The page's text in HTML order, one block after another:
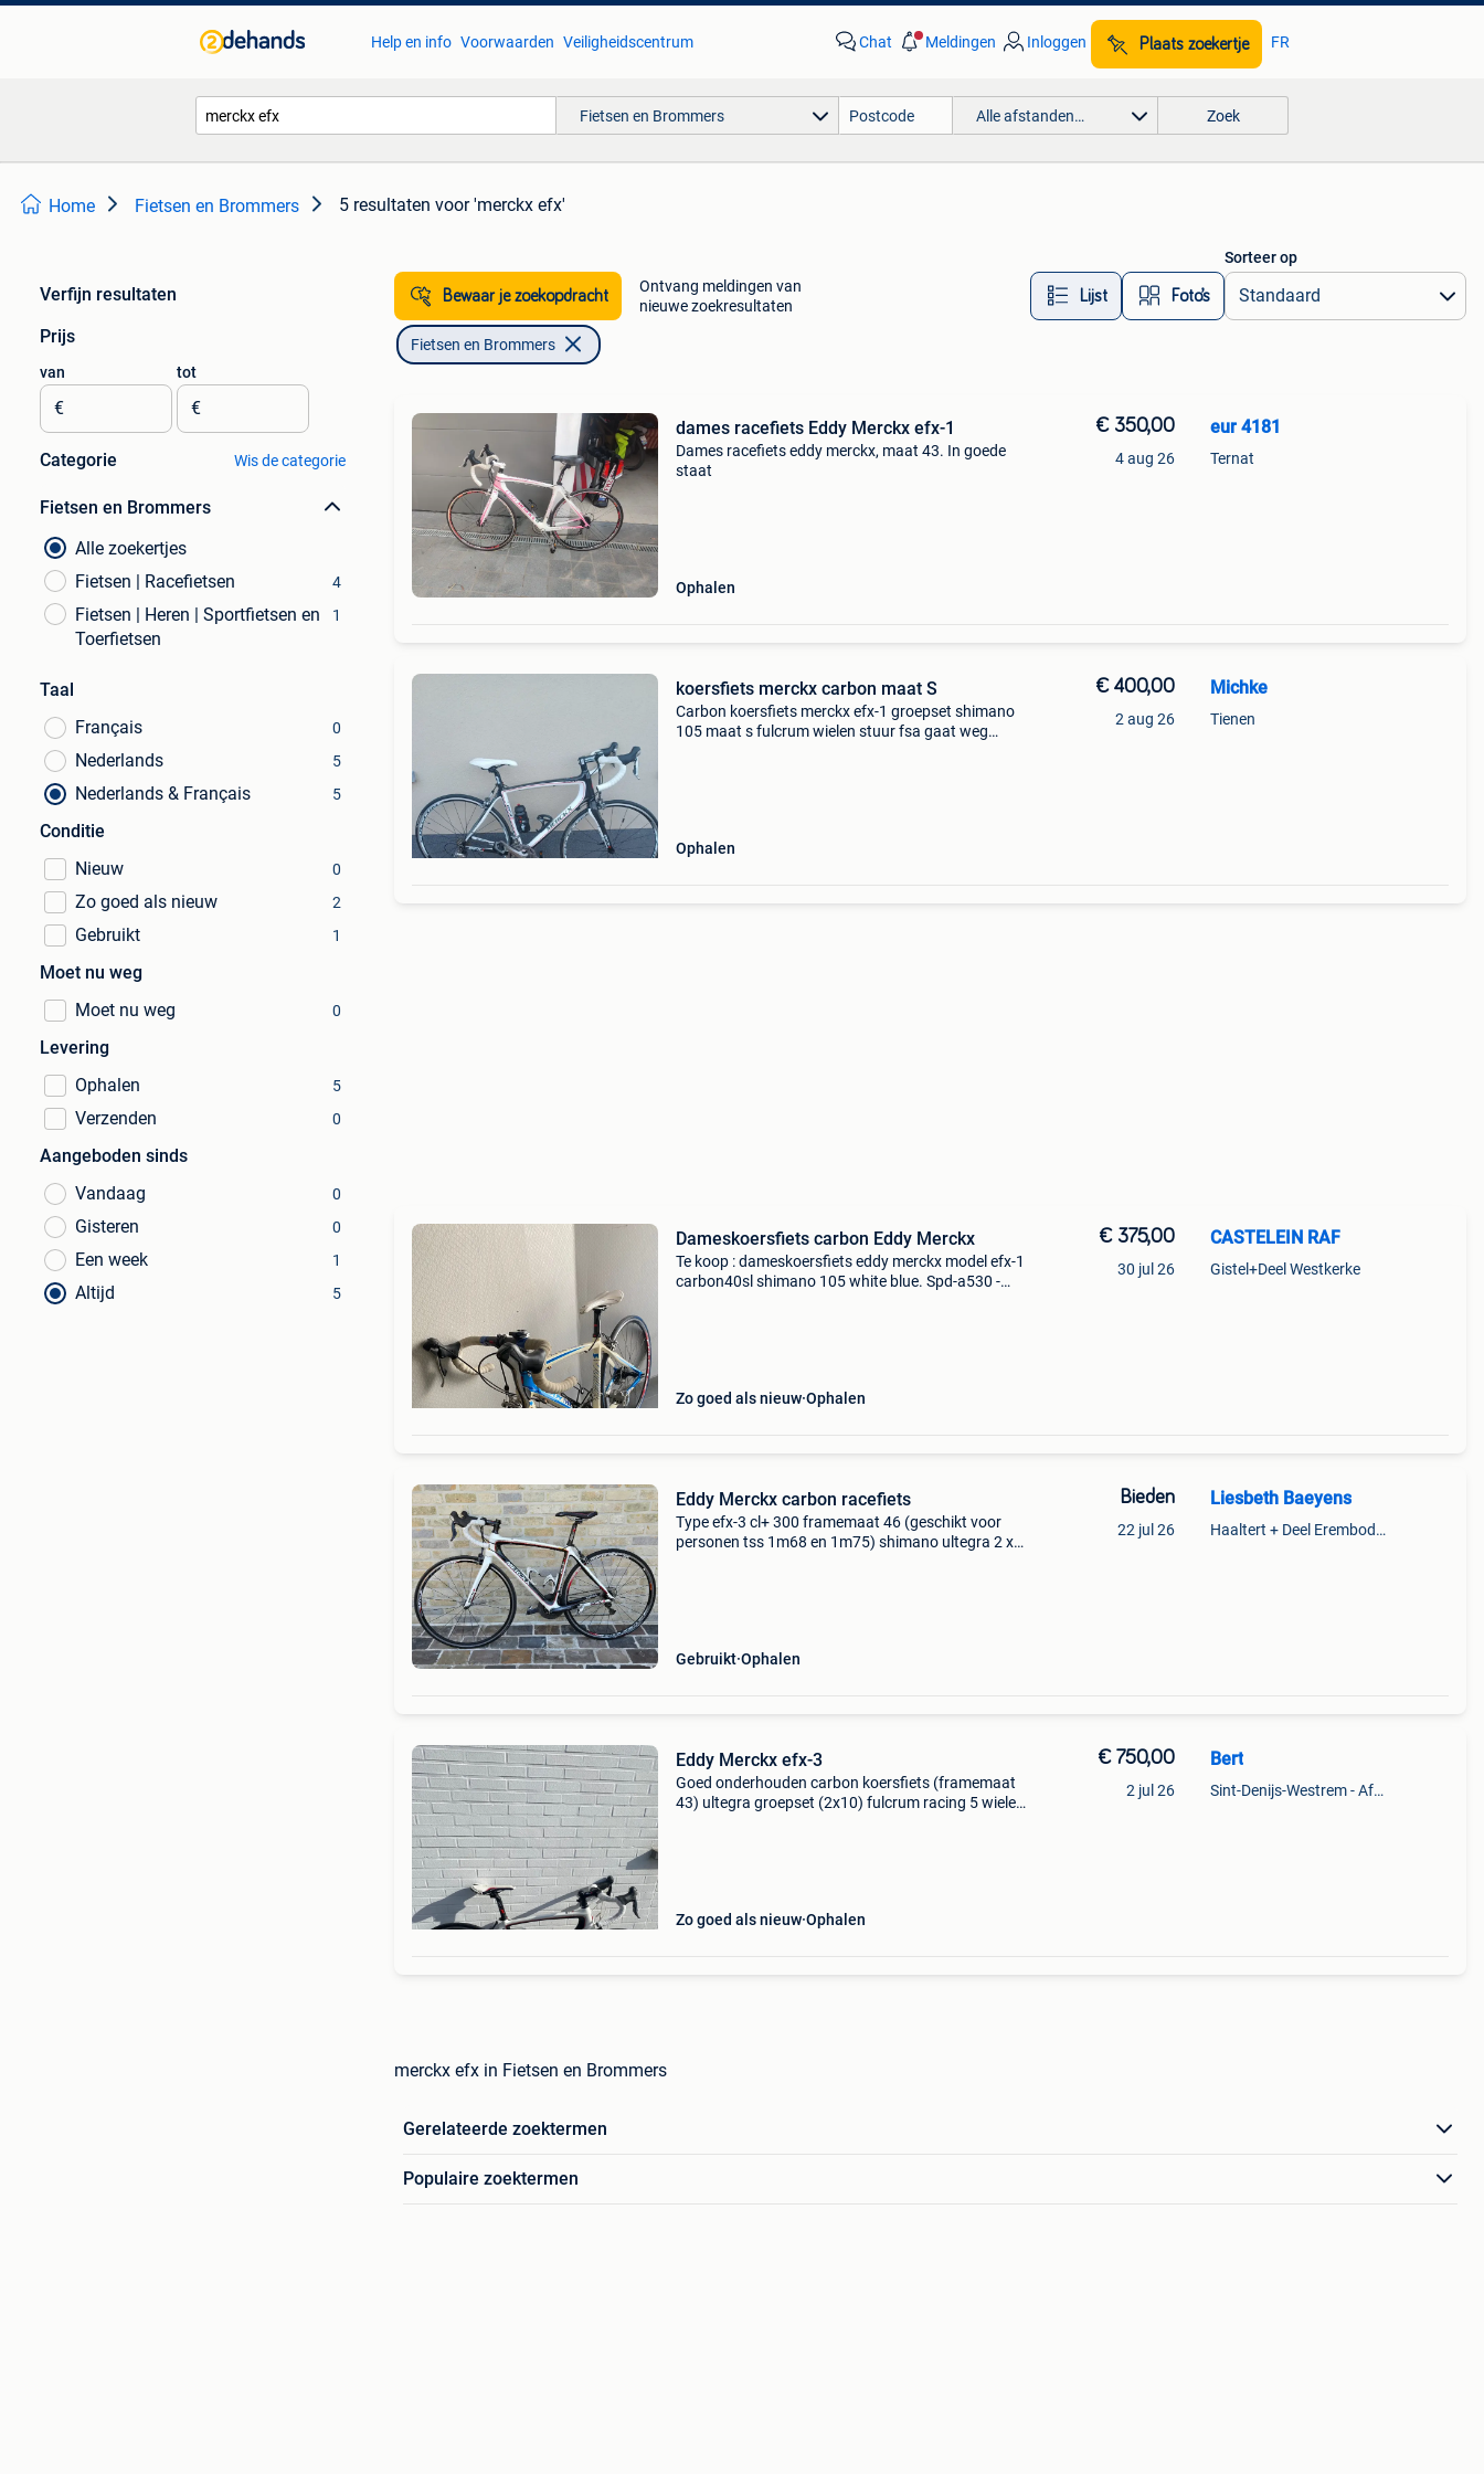
Help en info Voorwaarden Veiligheidscentrum Chat Meldingen Inloggen Plaats zoekertje FR
Fietsen en Brommers Alle afstanden… Zoek
Home Fietsen en Brommers 5 resultaten voor 'merckx efx'
Verfijn resultaten
Prijs
van
€
tot
€
Categorie Wis de categorie
Fietsen en Brommers
Alle zoekertjes
Fietsen | Racefietsen
4
Fietsen | Heren | Sportfietsen en
Toerfietsen
1
Taal
Français
0
Nederlands 5
Nederlands & Français 5
Conditie
Nieuw
0
Zo goed als nieuw 2
Gebruikt 1
Moet nu weg
Moet nu weg
0
Levering
Ophalen
5
Verzenden 0
Aangeboden sinds
Vandaag
0
Gisteren 0
Een week 1
Altijd 5
Bewaar je zoekopdracht
Ontvang meldingen van
nieuwe zoekresultaten
Lijst Foto’s
Sorteer op
Fietsen en Brommers
dames racefiets Eddy Merckx efx-1
Dames racefiets eddy merckx, maat 43. In goede
staat
Ophalen
€ 350,00
4 aug 26
eur 4181
Ternat
koersfiets merckx carbon maat S
Carbon koersfiets merckx efx-1 groepset shimano
105 maat s fulcrum wielen stuur fsa gaat weg
Ophalen
€ 400,00
2 aug 26
Michke
Tienen
Dameskoersfiets carbon Eddy Merckx
Te koop : dameskoersfiets eddy merckx model efx-1
carbon40sl shimano 105 white blue. Spd-a530 -
Zo goed als nieuw Ophalen
€ 375,00
30 jul 26
CASTELEIN RAF
Gistel+Deel Westkerke
Eddy Merckx carbon racefiets
Type efx-3 cl+ 300 framemaat 46 (geschikt voor
personen tss 1m68 en 1m75) shimano ultegra 2 x
Gebruikt Ophalen
Bieden
22 jul 26
Liesbeth Baeyens
Haaltert + Deel Erembodegem
Eddy Merckx efx-3
Goed onderhouden carbon koersfiets (framemaat
43) ultegra groepset (2x10) fulcrum racing 5 wielen
Zo goed als nieuw Ophalen
€ 750,00
2 jul 26
Bert
Sint-Denijs-Westrem - Afsnee
merckx efx in Fietsen en Brommers
Gerelateerde zoektermen
Populaire zoektermen